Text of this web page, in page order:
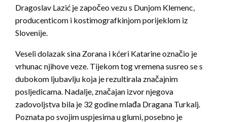
Dragoslav Lazić je započeo vezu s Dunjom Klemenc,
producenticom i kostimografkinjom porijeklom iz
Slovenije.
Veseli dolazak sina Zorana i kćeri Katarine označio je
vrhunac njihove veze. Tijekom tog vremena susreo se s
dubokom ljubavlju koja je rezultirala značajnim
posljedicama. Nadalje, značajan izvor njegova
zadovoljstva bila je 32 godine mlađa Dragana Turkalj.
Poznata po svojim uspjesima u glumi, posebno je